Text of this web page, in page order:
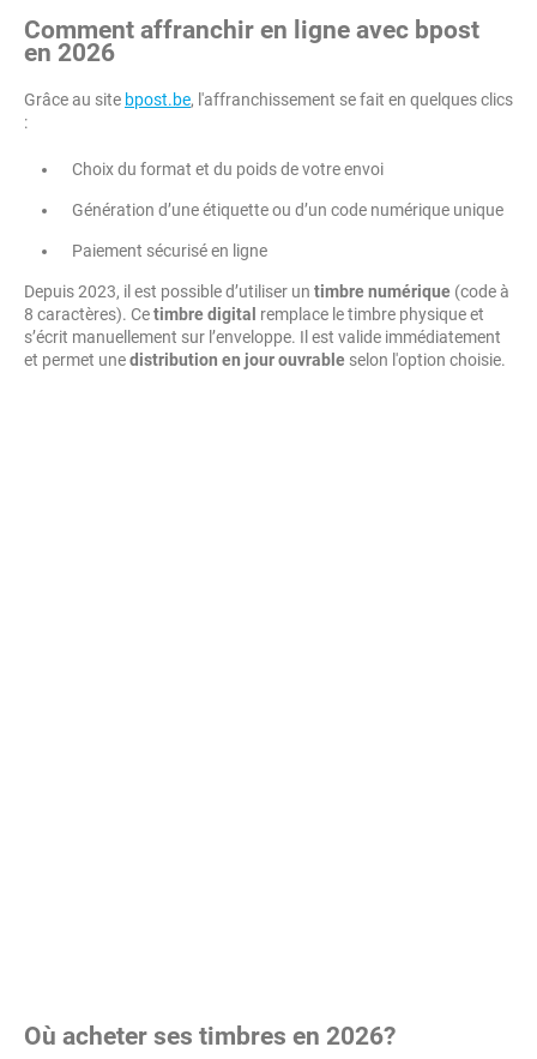
Comment affranchir en ligne avec bpost
en 2026
Grâce au site bpost.be, l'affranchissement se fait en quelques clics
:
Choix du format et du poids de votre envoi
Génération d’une étiquette ou d’un code numérique unique
Paiement sécurisé en ligne
Depuis 2023, il est possible d’utiliser un timbre numérique (code à
8 caractères). Cetimbre digital remplace le timbre physique et
s’écrit manuellement sur l’enveloppe. Il est valide immédiatement
et permet unedistribution en jour ouvrable selon l'option choisie.
Où acheter ses timbres en 2026?